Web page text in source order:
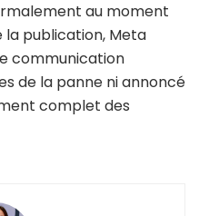
au moment
la publication, Meta
communication
de la panne ni annoncé
complet des